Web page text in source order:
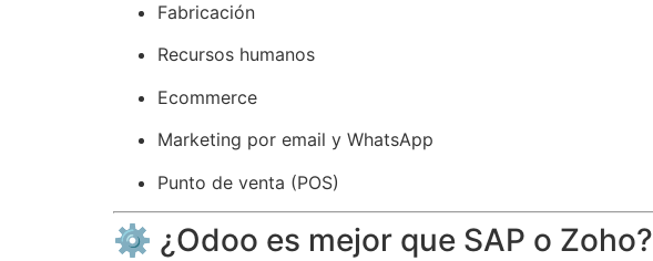
Fabricación
Recursos humanos
Ecommerce
Marketing por email y WhatsApp
Punto de venta (POS)
⚙️ ¿Odoo es mejor que SAP o Zoho?